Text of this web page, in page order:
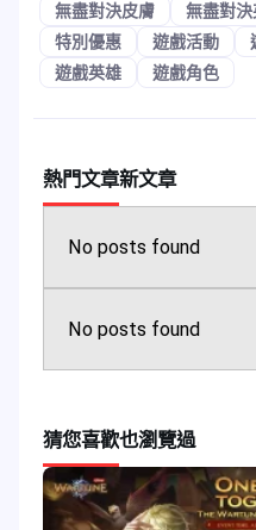
無盡對決皮膚
無盡對決
特別優惠
遊戲活動
遊戲英雄
遊戲角色
熱門文章新文章
No posts found
No posts found
猜您喜歡也瀏覽過